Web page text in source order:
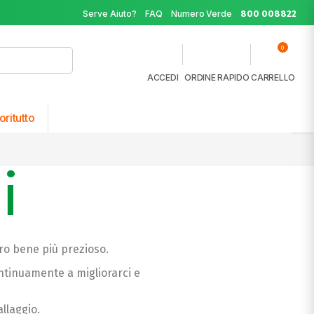
Serve Aiuto? FAQ Numero Verde 800 008822
0
CARRELLO
ORDINE RAPIDO
ACCEDI
bene più prezioso.
a migliorarci e